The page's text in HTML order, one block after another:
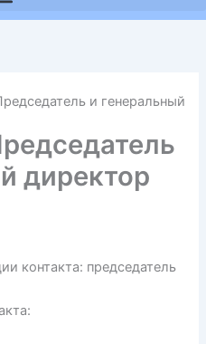
и генеральный
директор
контакта: председатель